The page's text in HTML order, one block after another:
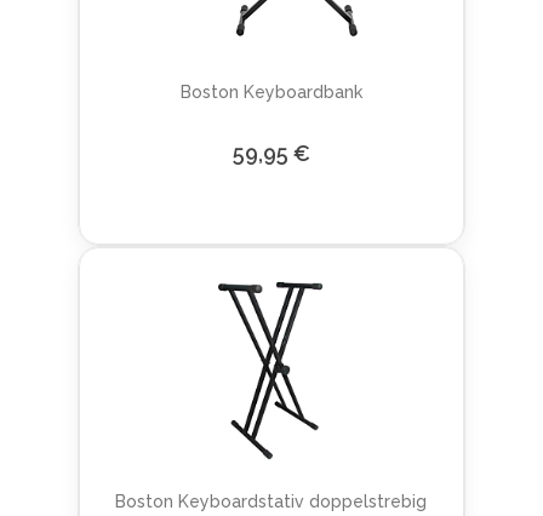
Boston Keyboardbank
59,95 €
Boston Keyboardstativ doppelstrebig